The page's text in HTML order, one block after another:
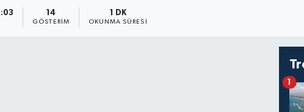
14
GÖSTERIM
1 DK
OKUNMA SÜRESI
1